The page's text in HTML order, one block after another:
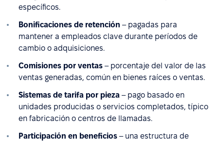
específicos.
Bonificaciones de retención – pagadas para
mantener a empleados clave durante períodos de
cambio o adquisiciones.
Comisiones por ventas – porcentaje del valor de las
ventas generadas, común en bienes raíces o ventas.
Sistemas de tarifa por pieza – pago basado en
unidades producidas o servicios completados, típico
en fabricación o centros de llamadas.
Participación en beneficios – una estructura de